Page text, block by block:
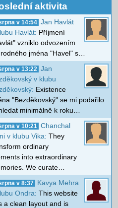
aktivita
v 14:54 Jan Havlát
Havlát: Příjmení
vzniklo odvozením
jména "Havel" s…
v 13:22
Jan
v klubu
Existence
"Bezděkovský" se mi podařilo
minimálně k roku…
v 10:21
Chanchal
v klubu Vika: They
ordinary
into extraordinary
We curate…
v 8:37
Kavya Mehra
Ondra: This website
a clean layout and is